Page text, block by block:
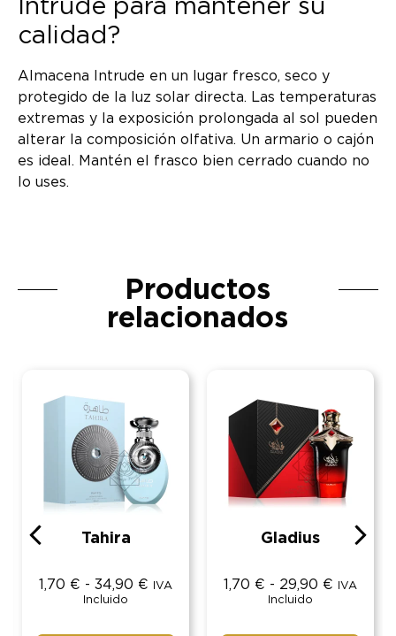
Intrude para mantener su
calidad?
Almacena Intrude en un lugar fresco, seco y
protegido de la luz solar directa. Las temperaturas
extremas y la exposición prolongada al sol pueden
alterar la composición olfativa. Un armario o cajón
es ideal. Mantén el frasco bien cerrado cuando no
lo uses.
Productos
relacionados
Tahira
1,70 € - 34,90 €
IVA
Incluido
Gladius
1,70 € - 29,90 €
IVA
Incluido